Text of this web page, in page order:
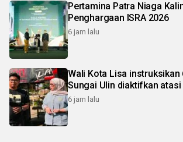
Pertamina Patra Niaga
Penghargaan ISRA 2026
6 jam lalu
Wali Kota Lisa
Sungai Ulin diaktifkan atasi
6 jam lalu